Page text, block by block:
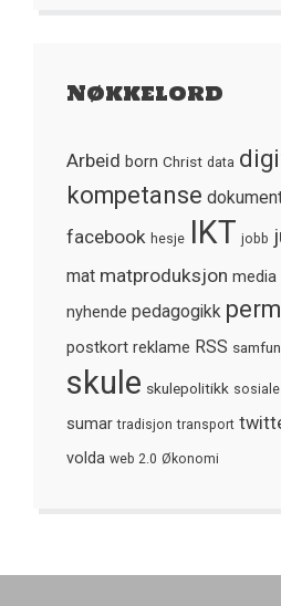
Nøkkelord
Arbeid born Christ data
kompetanse
facebook hesje IKT jobb
mat matproduksjon media
nyhende pedagogikk
postkort reklame RSS
skule skulepolitikk
sumar tradisjon transport
volda web 2.0 Økonomi